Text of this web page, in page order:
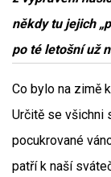
někdy tu jejich
po té letošní už
Co bylo na zimě
Určitě se všichni
pocukrované
patří k naší